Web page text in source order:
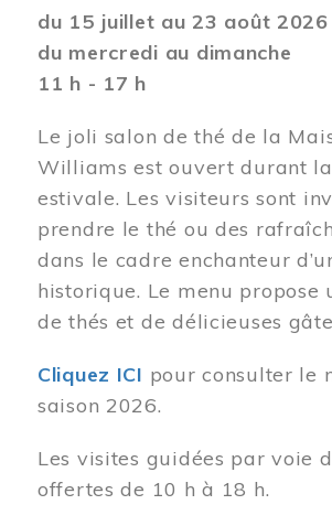
du 15 juillet au 23 août 2026
du mercredi au dimanche
11 h - 17 h
Le joli salon de thé de la
Williams est ouvert durant
estivale. Les visiteurs sont
prendre le thé ou des
dans le cadre enchanteur
historique. Le menu propose
de thés et de délicieuses
Cliquez ICI pour consulter le
saison 2026.
Les visites guidées par voie
offertes de 10 h à 18 h.